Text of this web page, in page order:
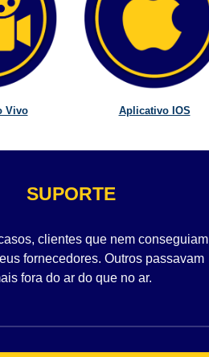
Vivo Aplicativo IOS
SUPORTE
clientes que nem conseguiam
fornecedores. Outros passavam
fora do ar do que no ar.